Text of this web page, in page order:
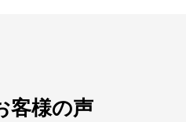
客様の声